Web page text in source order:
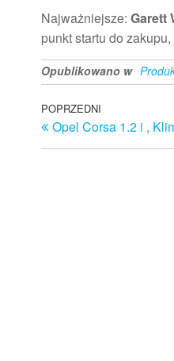
Najważniejsze: Garett
punkt startu do
Opublikowano w
Nawigacja
wpisu
Poprzedni
wpis
POPRZEDNI
Opel Corsa 1.2 i ,